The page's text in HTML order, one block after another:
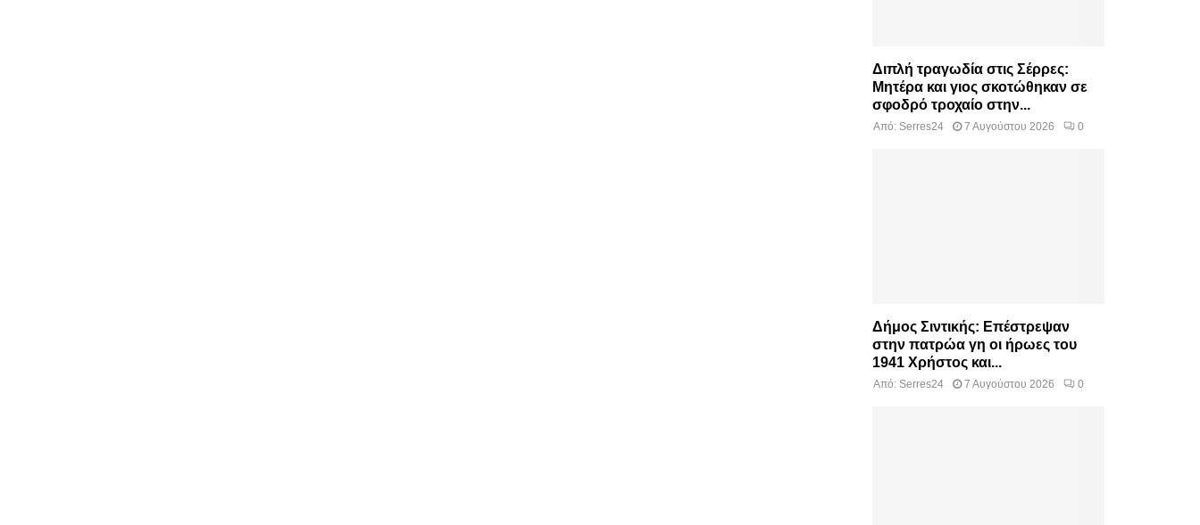
Διπλή τραγωδία στις Σέρρες:
Μητέρα και γιος σκοτώθηκαν σε
σφοδρό τροχαίο στην...
Από: Serres24 7 Αυγούστου 2026 0
Δήμος Σιντικής: Επέστρεψαν
στην πατρώα γη οι ήρωες του
1941 Χρήστος και...
Από: Serres24 7 Αυγούστου 2026 0